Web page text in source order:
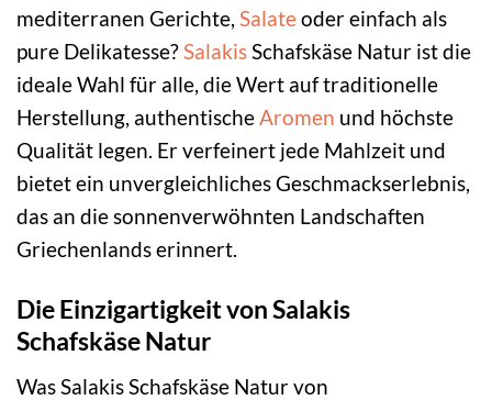
mediterranen Gerichte, Salateoder einfach als
pure Delikatesse?SalakisSchafskäse Natur ist die
ideale Wahl für alle, die Wert auf traditionelle
Herstellung, authentischeAromen und höchste
Qualität legen. Er verfeinert jede Mahlzeit und
bietet ein unvergleichliches Geschmackserlebnis,
das an die sonnenverwöhnten Landschaften
Griechenlands erinnert.
Die Einzigartigkeit von Salakis
Schafskäse Natur
Was Salakis Schafskäse Natur von